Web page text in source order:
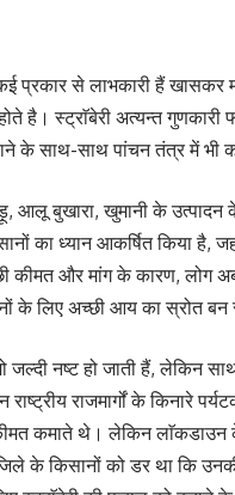
प्रकार से लाभकारी हैं खासकर
है। स्ट्राॅबेरी अत्यन्त
के साथ-साथ पांचन तंत्र में भी
आलू बुखारा, खुमानी के उत्पादन
का ध्यान आकर्षित किया
कीमत और मांग के कारण,
के लिए अच्छी आय का स्रोत बन
जल्दी नष्ट हो जाती हैं, लेकिन
राष्ट्रीय राजमार्गों के किनारे
कमाते थे। लेकिन
के किसानों को डर था कि